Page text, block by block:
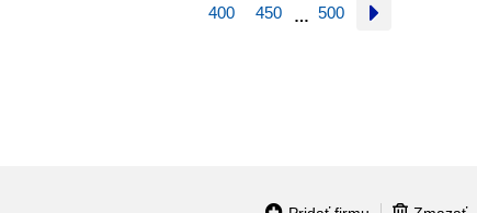
400 450 … 500